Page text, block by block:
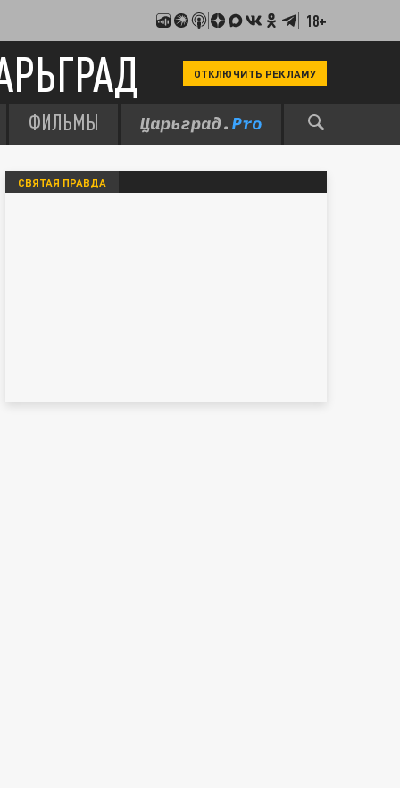
18+
ОТКЛЮЧИТЬ РЕКЛАМУ
ФИЛЬМЫ
СВЯТАЯ ПРАВДА